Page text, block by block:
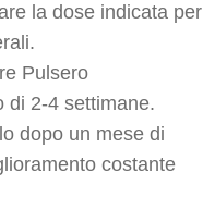
la dose indicata per
Pulsero
di 2-4 settimane.
dopo un mese di
costante